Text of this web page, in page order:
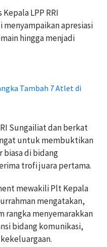
LPP RRI
apresiasi
hingga menjadi
Tambah 7 Atlet di
Sungailiat dan berkat
untuk membuktikan
biasa di bidang
trofi juara pertama.
mewakili Plt Kepala
mengatakan,
rangka menyemarakkan
bidang komunikasi,